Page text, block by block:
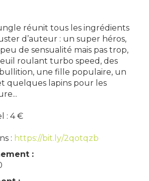
réunit tous les ingrédients
d’auteur : un super héros,
de sensualité mais pas trop,
roulant turbo speed, des
une fille populaire, un
quelques lapins pour les
: 4 €
: https://bit.ly/2qotqzb
: